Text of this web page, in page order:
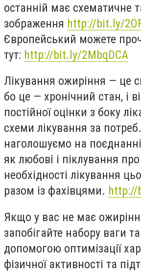
останній має схематичне
зображення http://bit.ly/
Європейський можете
тут: http://bit.ly/2MbqDCA
Лікування ожиріння — це
бо це — хронічний стан, і
постійної оцінки з боку
схеми лікування за
наголошуємо на
як любові і піклування
необхідності лікування
разом із фахівцями. http://
Якщо у вас не має
запобігайте набору ваги
допомогою оптимізації
фізичної активності та